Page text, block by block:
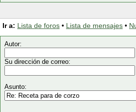
Ir a: Lista de foros • Lista de mensajes •
Autor:
Su dirección de correo:
Asunto: